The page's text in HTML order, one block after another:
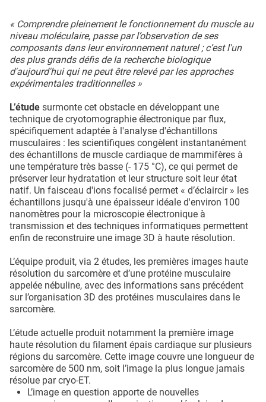
« Comprendre pleinement le fonctionnement du muscle au
niveau moléculaire, passe par l’observation de ses
composants dans leur environnement naturel ; c’est l'un
des plus grands défis de la recherche biologique
d'aujourd'hui qui ne peut être relevé par les approches
expérimentales traditionnelles »
L’étude surmonte cet obstacle en développant une
technique de cryotomographie électronique par flux,
spécifiquement adaptée à l'analyse d'échantillons
musculaires : les scientifiques congèlent instantanément
des échantillons de muscle cardiaque de mammifères à
une température très basse (- 175 °C), ce qui permet de
préserver leur hydratation et leur structure soit leur état
natif. Un faisceau d'ions focalisé permet « d’éclaircir » les
échantillons jusqu'à une épaisseur idéale d'environ 100
nanomètres pour la microscopie électronique à
transmission et des techniques informatiques permettent
enfin de reconstruire une image 3D à haute résolution.
L’équipe produit, via 2 études, les premières images haute
résolution du sarcomère et d’une protéine musculaire
appelée nébuline, avec des informations sans précédent
sur l’organisation 3D des protéines musculaires dans le
sarcomère.
​L’étude actuelle produit notamment la première image
haute résolution du filament épais cardiaque sur plusieurs
régions du sarcomère. Cette image couvre une longueur de
sarcomère de 500 nm, soit l’image la plus longue jamais
résolue par cryo-ET.
L’image en question apporte de nouvelles